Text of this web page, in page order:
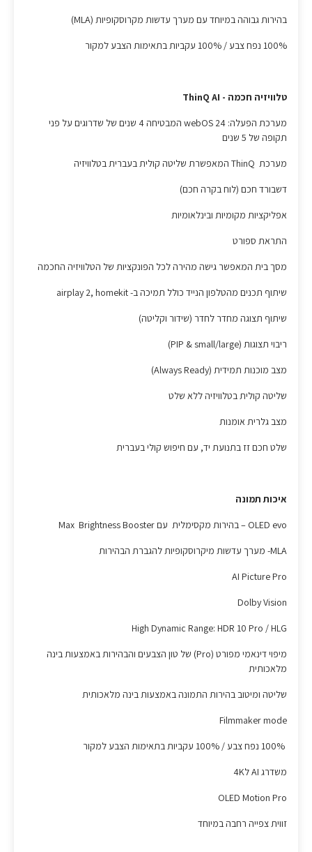
בהירות גבוהה במיוחד עם מערך עדשות מקרוסקופיות (MLA)
100% נפח צבע / 100% עקביות בתאימות הצבע למקור
טלוויזיה חכמה - ThinQ AI
מערכת הפעלה: webOS 24 המבטיחה 4 שנים של שדרוגים על פני
תקופה של 5 שנים
מערכת ThinQ המאפשרת שליטה קולית בעברית בטלוויזיה
דשבורד חכם (לוח בקרה חכם)
אפליקציות מקומיות ובינלאומיות
התראת ספורט
מסך בית המאפשר גישה מהירה לכל הפונקציות של הטלוויזיה החכמה
שיתוף תכנים מהטלפון הנייד כולל תמיכה ב- airplay 2, homekit
שיתוף תצוגה מחדר לחדר (שידור וקליטה)
ריבוי תצוגות (PIP & small/large)
מצב מוכנות תמידית (Always Ready)
שליטה קולית בטלוויזיה ללא שלט
מצב גלרית אומנות
שלט חכם זז בתנועת יד, עם חיפוש קולי בעברית
איכות תמונה
OLED evo – בהירות מקסימלית עם Max Brightness Booster
MLA- מערך עדשות מיקרוסקופיות להגברת הבהירות
AI Picture Pro
Dolby Vision
High Dynamic Range: HDR 10 Pro / HLG
מיפוי דינאמי מפורט (Pro) של טון הצבעים והבהירות באמצעות בינה
מלאכותית
שליטה ומיטוב בהירות התמונה באמצעות בינה מלאכותית
Filmmaker mode
משדרג AI ל4K
OLED Motion Pro
זווית צפייה רחבה במיוחד